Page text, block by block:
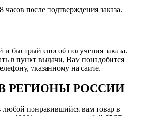
часов после подтверждения заказа.
быстрый способ получения заказа.
в пункт выдачи, Вам понадобится
указанному на сайте.
РЕГИОНЫ РОССИИ
понравившийся вам товар в